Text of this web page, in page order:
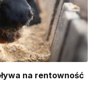
na rentowność